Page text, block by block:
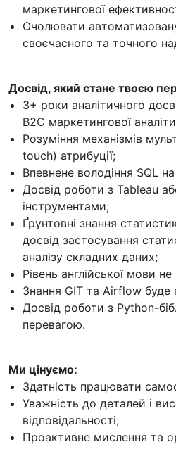
маркетингової
Очолювати
своєчасного та точного
Досвід, який стане твоєю
3+ роки аналітичного
B2C маркетингової
Розуміння механізмів
touch) атрибуції;
Впевнене володіння SQL
Досвід роботи з Tableau
інструментами;
Ґрунтовні знання
досвід застосування
аналізу складних даних;
Рівень англійської мови
Знання GIT та Airflow буде
Досвід роботи з Python-
перевагою.
Ми цінуємо:
Здатність працювати
Уважність до деталей і
відповідальності;
Проактивне мислення та